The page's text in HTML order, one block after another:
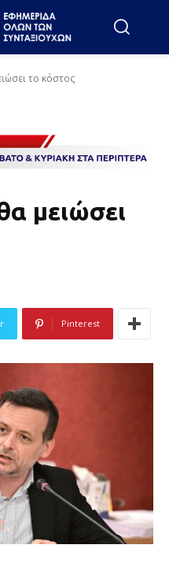
το κόστος
μειώσει
Pinterest